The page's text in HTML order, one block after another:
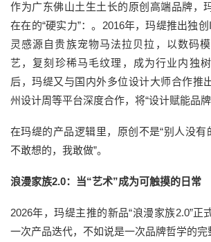
作为广东佛山土生土长的原创高端品牌，
在在的“硬实力”：。2016年，玛缇推出独创
灵感源自贵族宠物马法拉贝拉，以数码
艺，复刻珍稀马毛纹理，成为行业内独
后，玛缇又与国内外多位设计大师合作推
州设计周等平台深度合作，将“设计赋能品牌
在玛缇的产品逻辑里，原创不是“别人没有
不敢想的，我敢做”。
浪漫家族2.0：当“艺术”成为可触摸的日常
2026年，玛缇主推的新品“浪漫家族2.0”正
一次产品迭代，不如说是一次品牌哲学的完